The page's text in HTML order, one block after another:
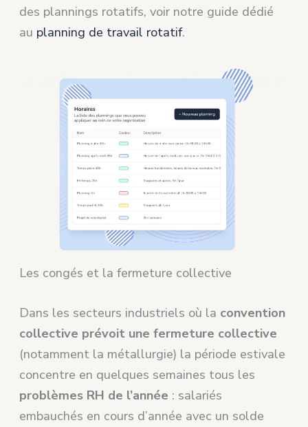
des plannings rotatifs, voir notre guide dédié
au planning de travail rotatif.
Les congés et la fermeture collective
Dans les secteurs industriels où la convention
collective prévoit une fermeture collective
(notamment la métallurgie) la période estivale
concentre en quelques semaines tous les
problèmes RH de l’année : salariés
embauchés en cours d’année avec un solde